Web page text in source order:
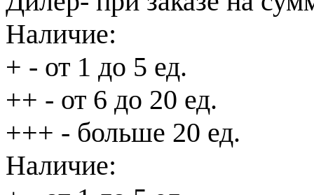
Наличие:
+ - от 1 до 5 ед.
++ - от 6 до 20 ед.
+++ - больше 20 ед.
Наличие: